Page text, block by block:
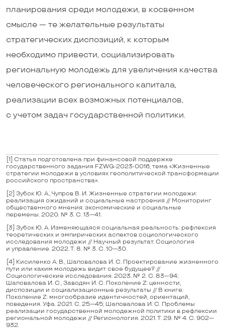
планирования среди молодежи, в косвенном
смысле — те желательные результаты
стратегических диспозиций, к которым
необходимо привести, социализировать
региональную молодежь для увеличения качества
человеческого регионального капитала,
реализации всех возможных потенциалов,
с учетом задач государственной политики.
[1] Статья подготовлена при финансовой поддержке
государственного задания FZWG-2023-0016, тема «Жизненные
стратегии молодежи в условиях геополитической трансформации
российского пространства».
[2] Зубок Ю. А., Чупров В. И. Жизненные стратегии молодежи:
реализация ожиданий и социальные настроения // Мониторинг
общественного мнения: экономические и социальные
перемены. 2020. № 3. С. 13—41.
[3] Зубок Ю. А. Изменяющаяся социальная реальность: рефлексия
теоретических и эмпирических аспектов социологического
исследования молодежи // Научный результат. Социология
и управление. 2022. Т. 8. № 3. С. 10—30.
[4] Кисиленко А. В., Шаповалова И. С. Проектирование жизненного
пути или каким молодежь видит свое будущее? //
Социологические исследования. 2023. № 2. С. 83—94;
Шаповалова И. С., Заводян И. С. Поколение Z: ценности,
диспозиции и социализационные результаты // В книге:
Поколение Z: многообразие идентичностей, ориентаций,
поведения. Уфа. 2021. С. 25—45; Шаповалова И. С. Проблемы
реализации государственной молодежной политики в рефлексии
региональной молодежи // Регионология. 2021. Т. 29. № 4. С. 902—
932.